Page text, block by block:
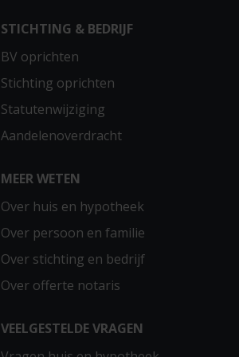
STICHTING & BEDRIJF
BV oprichten
Stichting oprichten
Statutenwijziging
Aandelenoverdracht
MEER WETEN
Over huis en hypotheek
Over persoon en familie
Over stichting en bedrijf
Over offerte notaris
VEELGESTELDE VRAGEN